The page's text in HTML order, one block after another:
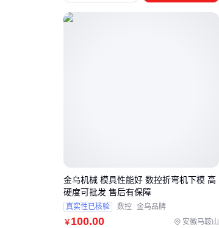
￥ 100.00 安徽马鞍山
金乌机械 模具性能好 数控折弯机下模 高
硬度可批发 售后有保障
真实性已核验 数控 金乌品牌